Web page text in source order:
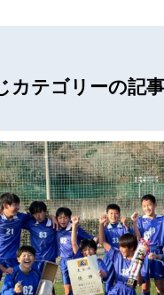
カテゴリーの記事